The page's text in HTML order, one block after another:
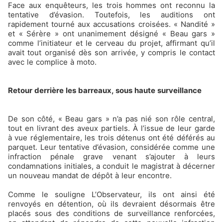
Face aux enquêteurs, les trois hommes ont reconnu la
tentative d’évasion. Toutefois, les auditions ont
rapidement tourné aux accusations croisées. « Nandité »
et « Sérère » ont unanimement désigné « Beau gars »
comme l’initiateur et le cerveau du projet, affirmant qu’il
avait tout organisé dès son arrivée, y compris le contact
avec le complice à moto.
Retour derrière les barreaux, sous haute surveillance
De son côté, « Beau gars » n’a pas nié son rôle central,
tout en livrant des aveux partiels. À l’issue de leur garde
à vue réglementaire, les trois détenus ont été déférés au
parquet. Leur tentative d’évasion, considérée comme une
infraction pénale grave venant s’ajouter à leurs
condamnations initiales, a conduit le magistrat à décerner
un nouveau mandat de dépôt à leur encontre.
Comme le souligne L’Observateur, ils ont ainsi été
renvoyés en détention, où ils devraient désormais être
placés sous des conditions de surveillance renforcées,